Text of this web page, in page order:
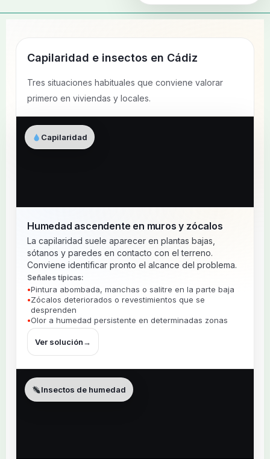
Capilaridad e insectos en Cádiz
Tres situaciones habituales que conviene valorar
primero en viviendas y locales.
Capilaridad
Humedad ascendente en muros y zócalos
La capilaridad suele aparecer en plantas bajas,
sótanos y paredes en contacto con el terreno.
Conviene identificar pronto el alcance del problema.
Señales típicas:
Pintura abombada, manchas o salitre en la parte baja
Zócalos deteriorados o revestimientos que se
desprenden
Olor a humedad persistente en determinadas zonas
Ver solución→
Insectos de humedad